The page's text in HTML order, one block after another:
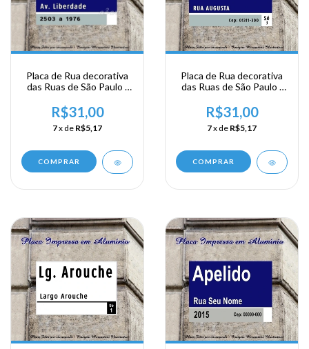
Placa de Rua decorativa
das Ruas de São Paulo -
R$31,00
7x de R$5,17
COMPRAR
Placa de Rua decorativa
das Ruas de São Paulo -
R$31,00
7x de R$5,17
COMPRAR